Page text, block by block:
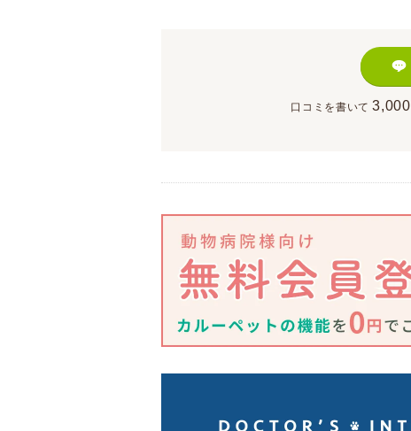
口コミを書いて 3,000